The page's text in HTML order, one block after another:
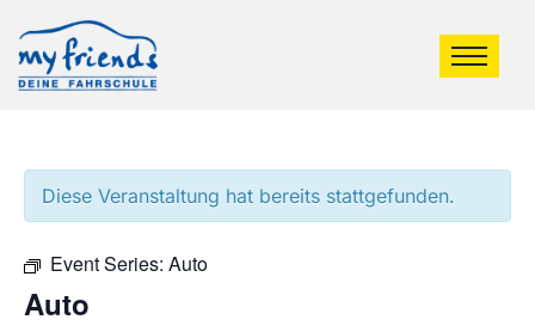
Diese Veranstaltung hat bereits stattgefunden.
Event Series: Auto
Auto